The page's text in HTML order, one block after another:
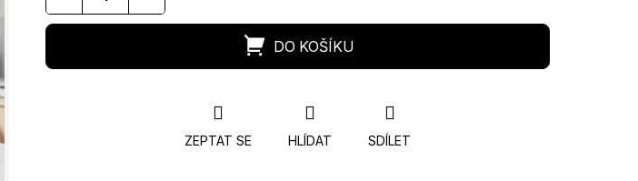
ZEPTAT SE HLÍDAT SDÍLET